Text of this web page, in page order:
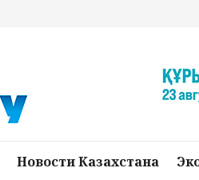
Новости Казахстана